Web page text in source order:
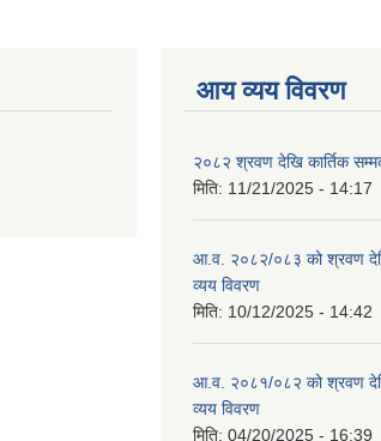
आय व्यय विवरण
२०८२ श्रवण देखि कार्तिक
मिति: 11/21/2025 - 14:17
आ.व. २०८२/०८३ को श्रवण
व्यय विवरण
मिति: 10/12/2025 - 14:42
आ.व. २०८१/०८२ को श्रवण
व्यय विवरण
मिति: 04/20/2025 - 16:39